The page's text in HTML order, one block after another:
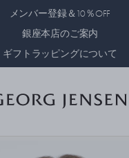
メンバー登録＆10％OFF
銀座本店のご案内
ギフトラッピングについて